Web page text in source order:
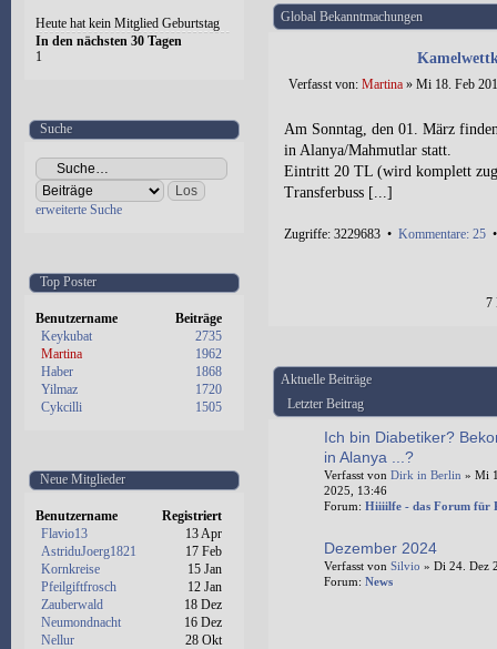
Heute hat kein Mitglied Geburtstag
In den nächsten 30 Tagen
1
Suche
erweiterte Suche
Top Poster
Benutzername
Beiträge
Keykubat
2735
Martina
1962
Haber
1868
Yilmaz
1720
Cykcilli
1505
Neue Mitglieder
Benutzername
Registriert
Flavio13
13 Apr
AstriduJoerg1821
17 Feb
Kornkreise
15 Jan
Pfeilgiftfrosch
12 Jan
Zauberwald
18 Dez
Neumondnacht
16 Dez
Nellur
28 Okt
Global Bekanntmachungen
Verfasst von: Martina » Mi 18. Feb
Am Sonntag, den 01. März
in Alanya/Mahmutlar statt.
Eintritt 20 TL (wird komplett
Transferbuss [...]
Zugriffe: 3229683 • Kommentare: 25
7
Aktuelle Beiträge
Letzter Beitrag
Ich bin Diabetiker?
in Alanya ...?
Verfasst von Dirk in Berlin » Mi
2025, 13:46
Forum: Hiiiilfe - das Forum für
Dezember 2024
Verfasst von Silvio » Di 24. Dez
Forum: News